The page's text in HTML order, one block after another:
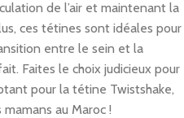
de l’air et maintenant la
ces tétines sont idéales pour
entre le sein et la
Faites le choix judicieux pour
pour la tétine Twistshake,
au Maroc !